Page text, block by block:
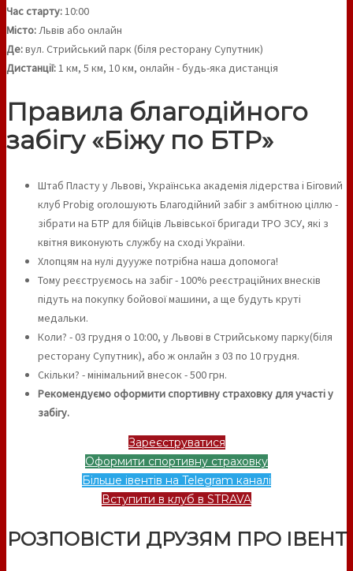
Час старту:10:00
Місто:Львів або онлайн
Де:вул. Стрийський парк (біля ресторану Супутник)
Дистанції:1 км, 5 км, 10 км, онлайн - будь-яка дистанція
Правила благодійного
забігу «Біжу по БТР»
Штаб Пласту у Львові, Українська академія лідерства і Біговий
клуб Probig оголошують Благодійний забіг з амбітною ціллю -
зібрати на БТР для бійців Львівської бригади ТРО ЗСУ, які з
квітня виконують службу на сході України.
Хлопцям на нулі дуууже потрібна наша допомога!
Тому реєструємось на забіг - 100% реєстраційних внесків
підуть на покупку бойової машини, а ще будуть круті
медальки.
Коли? - 03 грудня о 10:00, у Львові в Стрийському парку(біля
ресторану Супутник), або ж онлайн з 03 по 10 грудня.
Скільки? - мінімальний внесок - 500 грн.
Рекомендуємо оформити спортивну страховку для участі у
забігу.
Зареєструватися
Оформити спортивну страховку
Більше івентів на Telegram каналі
Вступити в клуб в STRAVA
РОЗПОВІСТИ ДРУЗЯМ ПРО ІВЕНТ